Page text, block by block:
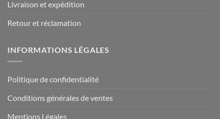
Livraison et expédition
Retour et réclamation
INFORMATIONS LÉGALES
Politique de confidentialité
Conditions générales de ventes
Mentions Légales